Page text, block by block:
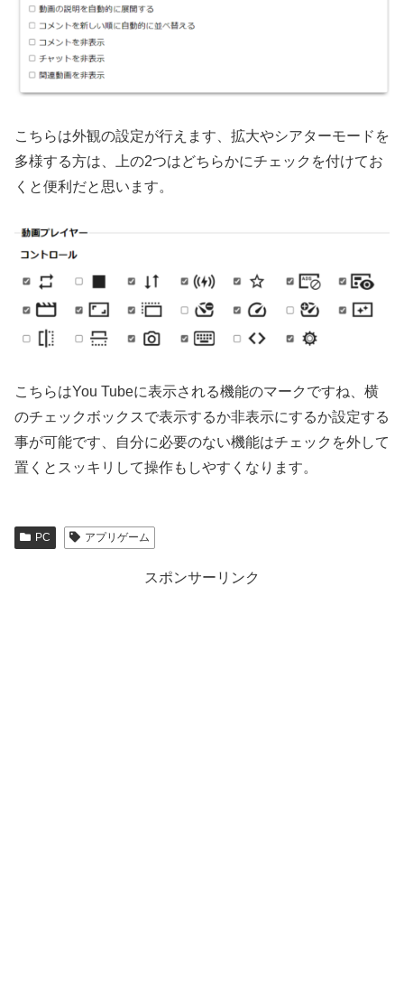
こちらは外観の設定が行えます、拡大やシアターモードを
多様する方は、上の2つはどちらかにチェックを付けてお
くと便利だと思います。
こちらはYou Tubeに表示される機能のマークですね、横
のチェックボックスで表示するか非表示にするか設定する
事が可能です、自分に必要のない機能はチェックを外して
置くとスッキリして操作もしやすくなります。
PC アプリゲーム
スポンサーリンク